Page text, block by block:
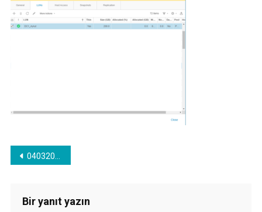
Yazı
040320_0826_VPLEXUnityi30.png
Bir yanıt yazın